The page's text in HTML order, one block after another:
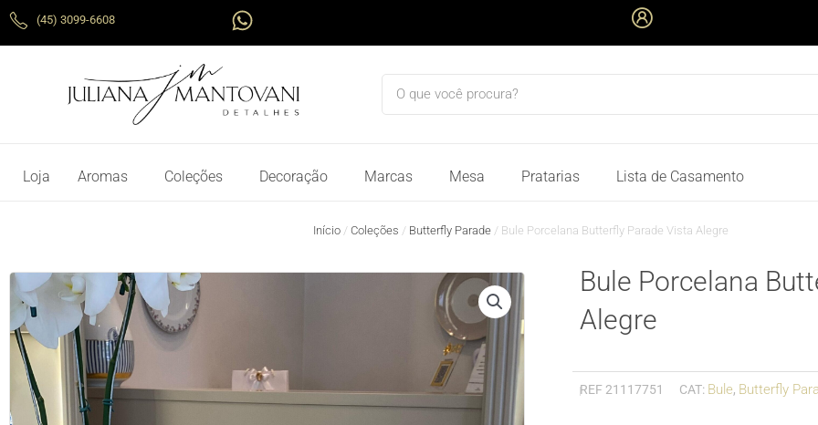
para
(45) 3099-6608
W
h
t
s
Loja Aromas Coleções Decoração Marcas Mesa Pratarias Lista de Casamento
Início/ Coleções / Butterfly Parade/ Bule Porcelana Butterfly Parade Vista Alegre
Bule Porcelana
Alegre
REF 21117751 CAT: Bule, Butterfly